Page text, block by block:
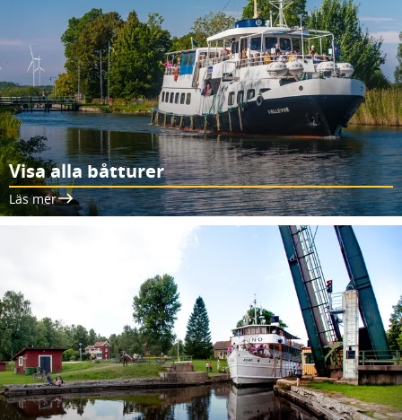
Visa alla båtturer
Läs mer